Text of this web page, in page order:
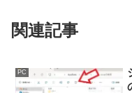
関連記事
PC